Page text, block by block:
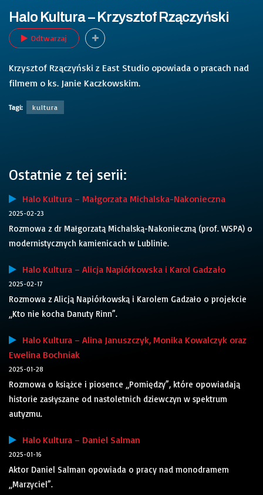
Halo Kultura – Krzysztof Rzączyński
Odtwarzaj
Krzysztof Rzączyński z East Studio opowiada o pracach nad
filmem o ks. Janie Kaczkowskim.
Tagi: kultura
Ostatnie z tej serii:
Halo Kultura – Małgorzata Michalska-Nakonieczna
2025-02-23
Rozmowa z dr Małgorzatą Michalską-Nakonieczną (prof. WSPA) o
modernistycznych kamienicach w Lublinie.
Halo Kultura – Alicja Napiórkowska i Karol Gadzało
2025-02-17
Rozmowa z Alicją Napiórkowską i Karolem Gadzało o projekcie
„Kto nie kocha Danuty Rinn”.
Halo Kultura – Alina Januszczyk, Monika Kowalczyk oraz
Ewelina Bochniak
2025-01-28
Rozmowa o książce i piosence „Pomiędzy”, które opowiadają
historie zasłyszane od nastoletnich dziewczyn w spektrum
autyzmu.
Halo Kultura – Daniel Salman
2025-01-16
Aktor Daniel Salman opowiada o pracy nad monodramem
„Marzyciel”.